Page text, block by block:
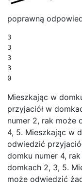
poprawną
3
3
3
3
0
Mieszkając w
przyjaciół w
numer 2, rak może
4, 5. Mieszkając w
odwiedzić
domku numer 4,
domkach 2, 3, 5.
może odwiedzić